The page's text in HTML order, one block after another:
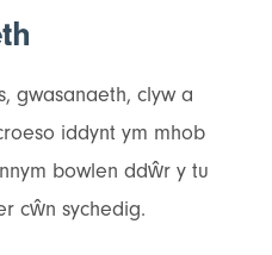
gwasanaeth, clyw a
iddynt ym mhob
bowlen ddŵr y tu
cŵn sychedig.